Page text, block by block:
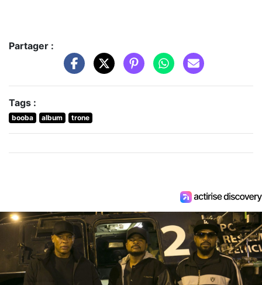
Partager :
Tags :
booba album trone